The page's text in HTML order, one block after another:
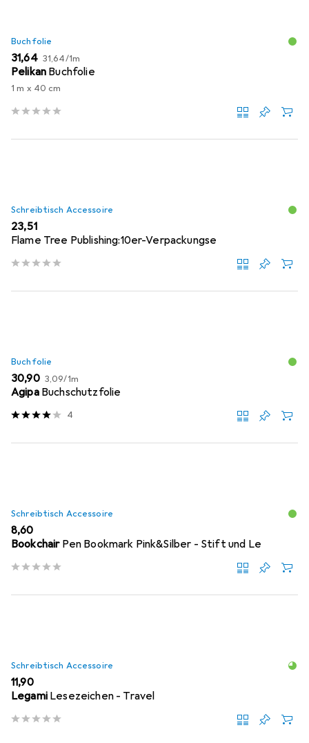
Buchfolie
EUR
31,64 EUR
31,64/1m
Pelikan Buchfolie
1 m x 40 cm
Schreibtisch Accessoire
EUR
23,51
Flame Tree Publishing:10er-Verpackungse
Buchfolie
EUR
30,90 EUR
3,09/1m
Agipa Buchschutzfolie
4
Schreibtisch Accessoire
EUR
8,60
Bookchair Pen Bookmark Pink&Silber - Stift und Le
Schreibtisch Accessoire
EUR
11,90
Legami Lesezeichen - Travel